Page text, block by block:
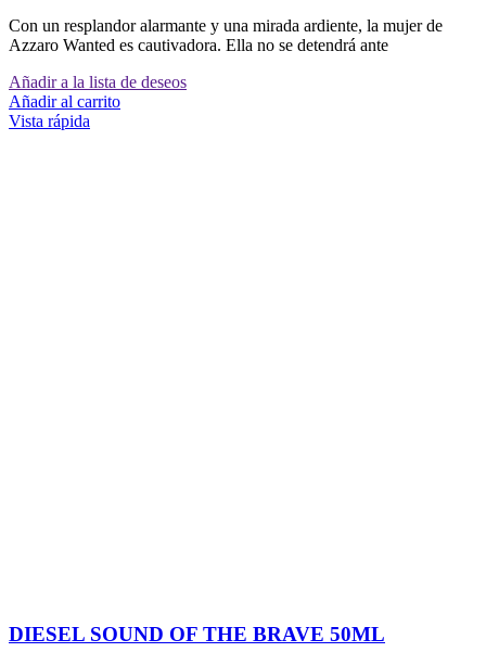
Con un resplandor alarmante y una mirada ardiente, la mujer de
Azzaro Wanted es cautivadora. Ella no se detendrá ante
Añadir a la lista de deseos
Añadir al carrito
Vista rápida
DIESEL SOUND OF THE BRAVE 50ML